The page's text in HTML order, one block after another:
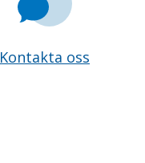
Kontakta oss